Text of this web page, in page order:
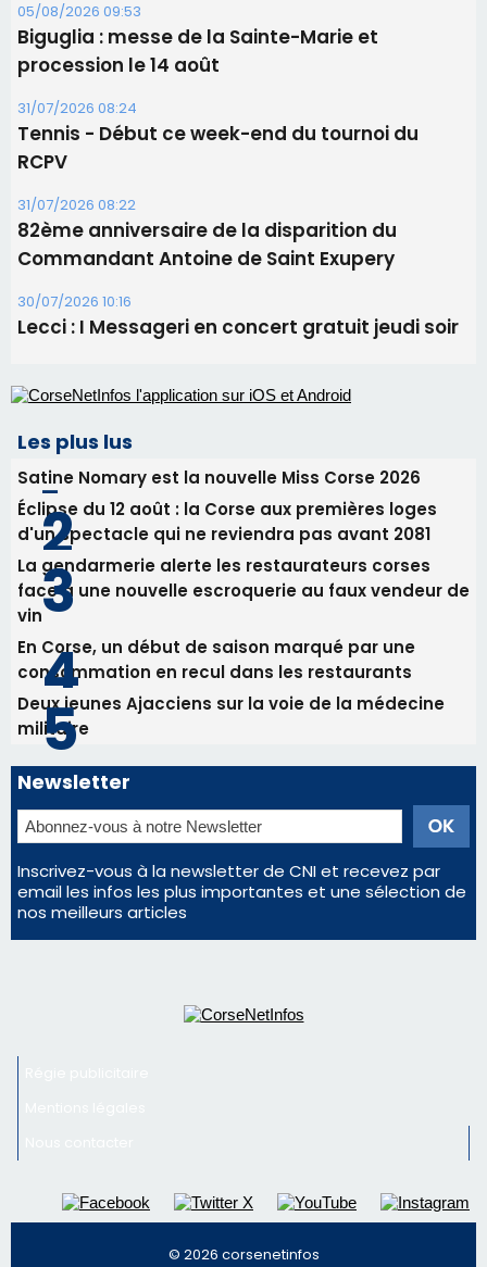
05/08/2026 09:53
Biguglia : messe de la Sainte-Marie et
procession le 14 août
31/07/2026 08:24
Tennis - Début ce week-end du tournoi du
RCPV
31/07/2026 08:22
82ème anniversaire de la disparition du
Commandant Antoine de Saint Exupery
30/07/2026 10:16
Lecci : I Messageri en concert gratuit jeudi soir
Les plus lus
Satine Nomary est la nouvelle Miss Corse 2026
Éclipse du 12 août : la Corse aux premières loges
d'un spectacle qui ne reviendra pas avant 2081
La gendarmerie alerte les restaurateurs corses
face à une nouvelle escroquerie au faux vendeur de
vin
En Corse, un début de saison marqué par une
consommation en recul dans les restaurants
Deux jeunes Ajacciens sur la voie de la médecine
militaire
Newsletter
Inscrivez-vous à la newsletter de CNI et recevez par
email les infos les plus importantes et une sélection de
nos meilleurs articles
© 2026 corsenetinfos